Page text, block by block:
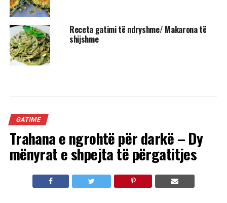
Receta gatimi të ndryshme/ Makarona të
shijshme
GATIME
Trahana e ngrohtë për darkë – Dy
mënyrat e shpejta të përgatitjes